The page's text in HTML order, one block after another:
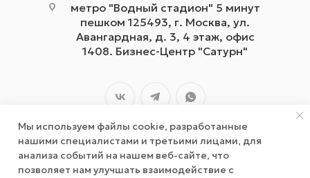
метро "Водный стадион" 5 минут
пешком 125493, г. Москва, ул.
Авангардная, д. 3, 4 этаж, офис
1408. Бизнес-Центр "Сатурн"
Мы используем файлы cookie, разработанные
нашими специалистами и третьими лицами, для
анализа событий на нашем веб-сайте, что
позволяет нам улучшать взаимодействие с